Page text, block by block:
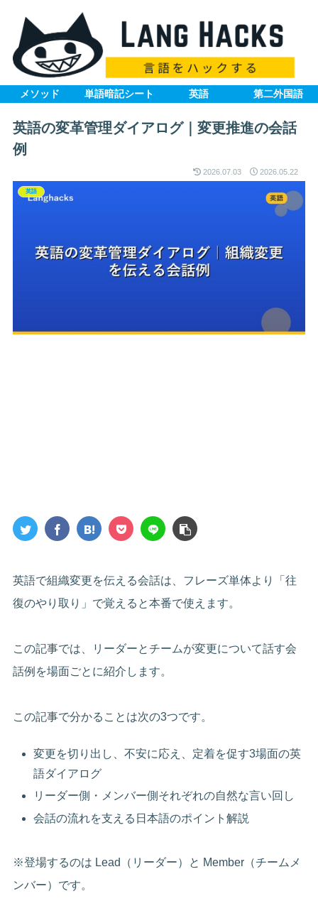
メソッド 単語暗記シート 英語 第二外国語
英語の変革管理ダイアログ｜変更推進の会話
例
2026.07.03 2026.05.22
英語
英語で組織変更を伝える会話は、フレーズ単体より「往
復のやり取り」で覚えると本番で使えます。
この記事では、リーダーとチームが変更について話す会
話例を場面ごとに紹介します。
この記事で分かることは次の3つです。
変更を切り出し、不安に応え、定着を促す3場面の英
語ダイアログ
リーダー側・メンバー側それぞれの自然な言い回し
会話の流れを支える日本語のポイント解説
※登場するのは Lead（リーダー）と Member（チームメ
ンバー）です。